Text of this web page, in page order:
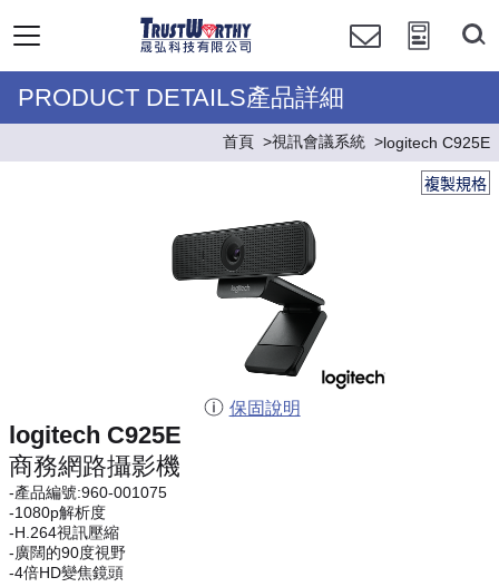
PRODUCT DETAILS產品詳細
首頁 視訊會議系統 logitech C925E
複製規格
保固說明
logitech C925E
商務網路攝影機
-產品編號:960-001075
-1080p解析度
-H.264視訊壓縮
-廣闊的90度視野
-4倍HD變焦鏡頭